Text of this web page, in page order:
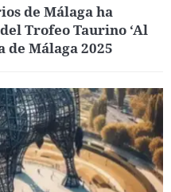
de Málaga ha
Trofeo Taurino ‘Al
de Málaga 2025